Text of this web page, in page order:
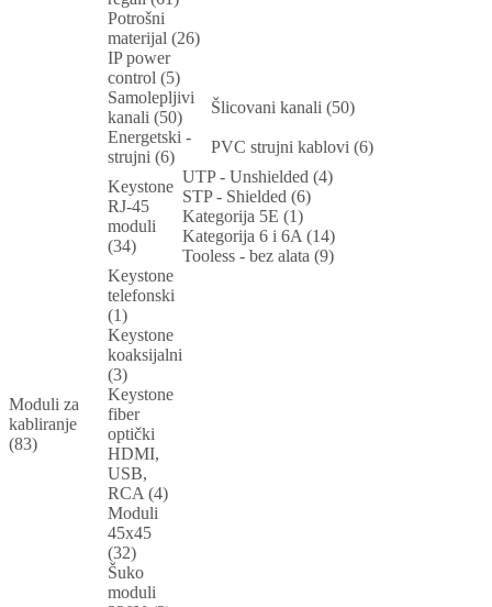
Potrošni
materijal (26)
IP power
control (5)
Samolepljivi
kanali (50)
Šlicovani kanali (50)
Energetski -
strujni (6)
PVC strujni kablovi (6)
Moduli za
kabliranje
(83)
Keystone
RJ-45
moduli
(34)
UTP - Unshielded (4)
STP - Shielded (6)
Kategorija 5E (1)
Kategorija 6 i 6A (14)
Tooless - bez alata (9)
Keystone
telefonski
(1)
Keystone
koaksijalni
(3)
Keystone
fiber
optički
HDMI,
USB,
RCA (4)
Moduli
45x45
(32)
Šuko
moduli